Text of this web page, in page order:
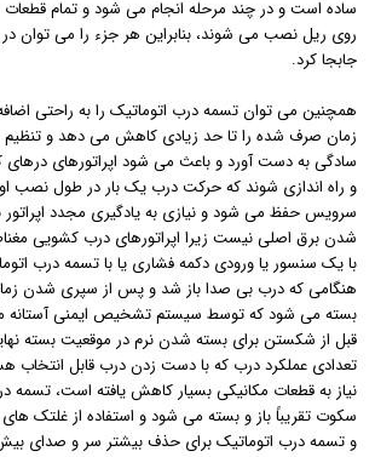
ساده است و در چند مرحله انجام می شود و تمام قطعات
روی ریل نصب می شوند، بنابراین هر جزء را می توان
جابجا کرد.
همچنین می توان تسمه درب اتوماتیک را به راحتی
زمان صرف شده را تا حد زیادی کاهش می دهد و تنظیم
سادگی به دست آورد و باعث می شود اپراتورهای
و راه اندازی شوند که حرکت درب یک بار در طول نصب
سرویس حفظ می شود و نیازی به یادگیری مجدد اپراتور
شدن برق اصلی نیست زیرا اپراتورهای درب کشویی
با یک سنسور یا ورودی دکمه فشاری یا با تسمه درب
هنگامی که درب بی صدا باز شد و پس از سپری شدن
بسته می شود که توسط سیستم تشخیص ایمنی
قبل از شکستن برای بسته شدن نرم در موقعیت بسته
تعدادی عملکرد درب که با دست زدن درب قابل انتخاب
نیاز به قطعات مکانیکی بسیار کاهش یافته است، تسمه
سکوت تقریباً باز و بسته می شود و استفاده از غلتک
و تسمه درب اتوماتیک برای حذف بیشتر سر و صدای